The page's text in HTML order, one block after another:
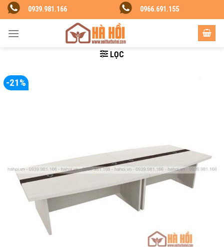
Skip
to
content
0939.981.166 0966.691.155
LỌC
-21%